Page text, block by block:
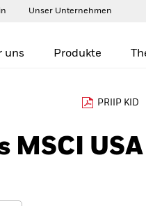
Unser Unternehmen
uns Produkte
PRIIP KID
MSCI